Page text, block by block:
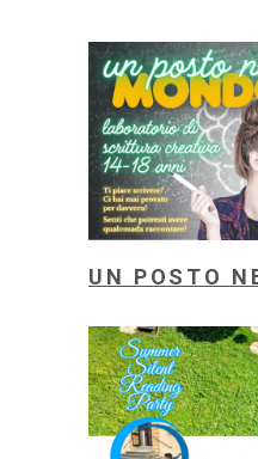
UN POSTO